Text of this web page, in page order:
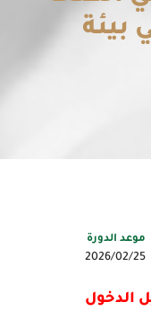
بيئة
موعد الدورة
2026/02/25
الدخول